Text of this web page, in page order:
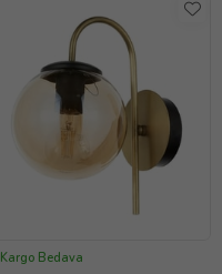
Kargo Bedava